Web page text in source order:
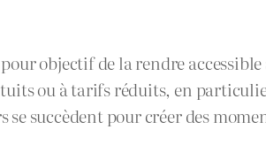
objectif de la rendre
ou à tarifs réduits, en
succèdent pour créer des